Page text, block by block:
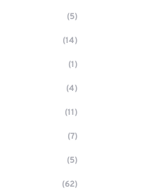
(5)
(14)
(1)
(4)
(11)
(7)
(5)
(62)